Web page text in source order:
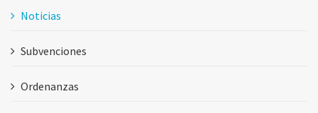
Noticias
Subvenciones
Ordenanzas